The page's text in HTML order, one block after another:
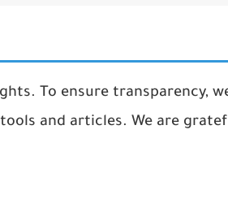
To ensure transparency,
and articles. We are